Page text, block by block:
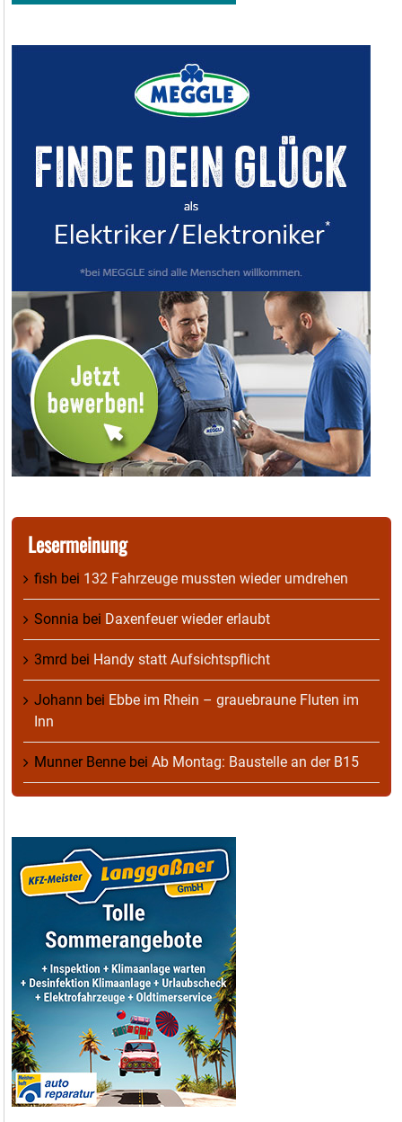
Lesermeinung
fish bei 132 Fahrzeuge mussten wieder umdrehen
Sonnia bei Daxenfeuer wieder erlaubt
3mrd bei Handy statt Aufsichtspflicht
Johann bei Ebbe im Rhein – grauebraune Fluten im
Inn
Munner Benne bei Ab Montag: Baustelle an der B15